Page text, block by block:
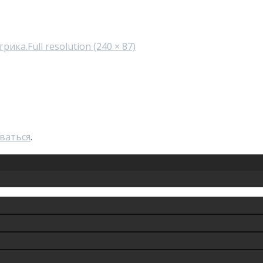
Full resolution (240 × 87)
.